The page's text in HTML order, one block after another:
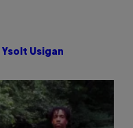
Ysolt Usigan